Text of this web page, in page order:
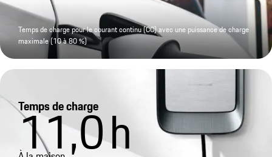
Temps de charge pour le courant continu (CC) avec une puissance de charge
maximale (10 à 80 %)
Temps de charge
11,0h